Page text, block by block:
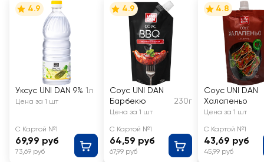
4.9
Уксус UNI DAN 9% 1л
Цена за 1 шт
С Картой №1
69,99 руб
73,69 руб
4.9
Соус UNI DAN
Барбекю
230г
Цена за 1 шт
С Картой №1
64,59 руб
67,99 руб
4.8
Соус UNI DAN
Халапеньо
Цена за 1 шт
С Картой №1
43,69 руб
45,99 руб